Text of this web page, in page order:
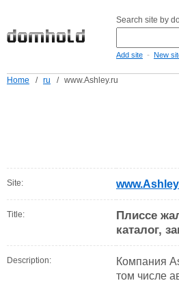
Search site by
Add site - New
Home / ru / www.Ashley.ru
Site:
Title:
Плиссе
каталог,
Description:
Компания
том числе